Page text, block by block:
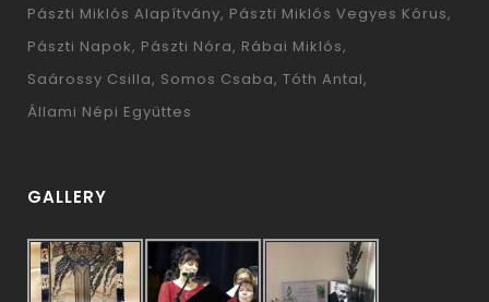
Pászti Miklós Alapítvány Pászti Miklós Vegyes Kórus
Pászti Napok Pászti Nóra Rábai Miklós
Saárossy Csilla Somos Csaba Tóth Antal
Állami Népi Együttes
GALLERY